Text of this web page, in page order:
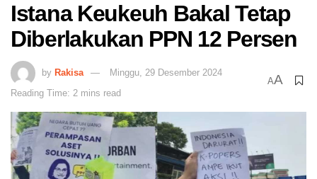
Istana Keukeuh Bakal Tetap
Diberlakukan PPN 12 Persen
by Rakisa
Minggu, 29 Desember 2024
Reading Time: 2 mins read
AA